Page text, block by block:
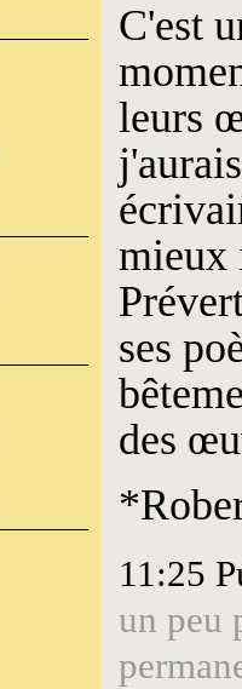
C'est
leurs
mieux
ses
des
11:25
un peu